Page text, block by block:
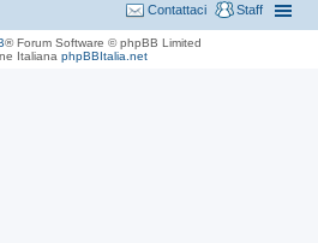
Staff
Contattaci
® Forum Software © phpBB Limited
Italiana phpBBItalia.net